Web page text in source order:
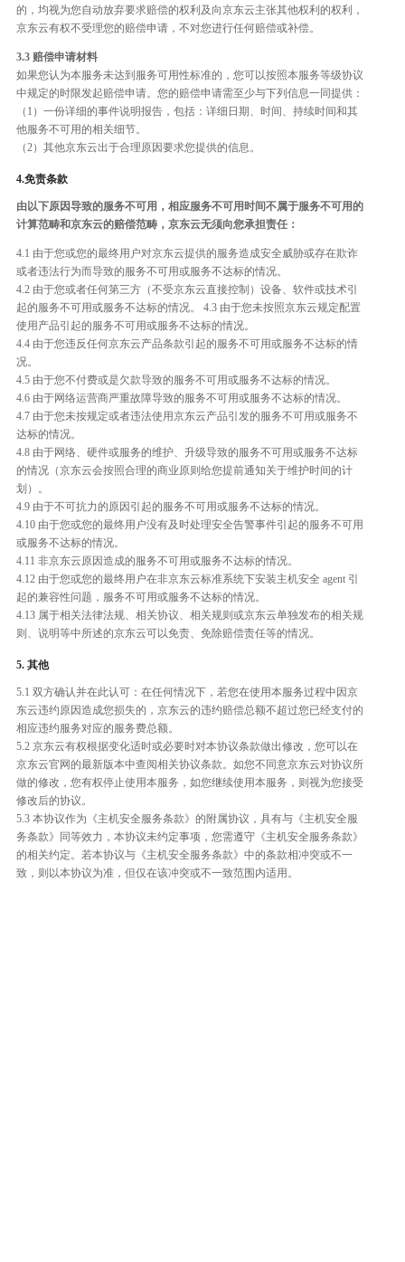
的，均视为您自动放弃要求赔偿的权利及向京东云主张其他权利的权利，
京东云有权不受理您的赔偿申请，不对您进行任何赔偿或补偿。
3.3 赔偿申请材料
如果您认为本服务未达到服务可用性标准的，您可以按照本服务等级协议
中规定的时限发起赔偿申请。您的赔偿申请需至少与下列信息一同提供：
（1）一份详细的事件说明报告，包括：详细日期、时间、持续时间和其
他服务不可用的相关细节。
（2）其他京东云出于合理原因要求您提供的信息。
4.免责条款
由以下原因导致的服务不可用，相应服务不可用时间不属于服务不可用的
计算范畴和京东云的赔偿范畴，京东云无须向您承担责任：
4.1 由于您或您的最终用户对京东云提供的服务造成安全威胁或存在欺诈
或者违法行为而导致的服务不可用或服务不达标的情况。
4.2 由于您或者任何第三方（不受京东云直接控制）设备、软件或技术引
起的服务不可用或服务不达标的情况。 4.3 由于您未按照京东云规定配置
使用产品引起的服务不可用或服务不达标的情况。
4.4 由于您违反任何京东云产品条款引起的服务不可用或服务不达标的情
况。
4.5 由于您不付费或是欠款导致的服务不可用或服务不达标的情况。
4.6 由于网络运营商严重故障导致的服务不可用或服务不达标的情况。
4.7 由于您未按规定或者违法使用京东云产品引发的服务不可用或服务不
达标的情况。
4.8 由于网络、硬件或服务的维护、升级导致的服务不可用或服务不达标
的情况（京东云会按照合理的商业原则给您提前通知关于维护时间的计
划）。
4.9 由于不可抗力的原因引起的服务不可用或服务不达标的情况。
4.10 由于您或您的最终用户没有及时处理安全告警事件引起的服务不可用
或服务不达标的情况。
4.11 非京东云原因造成的服务不可用或服务不达标的情况。
4.12 由于您或您的最终用户在非京东云标准系统下安装主机安全 agent 引
起的兼容性问题，服务不可用或服务不达标的情况。
4.13 属于相关法律法规、相关协议、相关规则或京东云单独发布的相关规
则、说明等中所述的京东云可以免责、免除赔偿责任等的情况。
5. 其他
5.1 双方确认并在此认可：在任何情况下，若您在使用本服务过程中因京
东云违约原因造成您损失的，京东云的违约赔偿总额不超过您已经支付的
相应违约服务对应的服务费总额。
5.2 京东云有权根据变化适时或必要时对本协议条款做出修改，您可以在
京东云官网的最新版本中查阅相关协议条款。如您不同意京东云对协议所
做的修改，您有权停止使用本服务，如您继续使用本服务，则视为您接受
修改后的协议。
5.3 本协议作为《主机安全服务条款》的附属协议，具有与《主机安全服
务条款》同等效力，本协议未约定事项，您需遵守《主机安全服务条款》
的相关约定。若本协议与《主机安全服务条款》中的条款相冲突或不一
致，则以本协议为准，但仅在该冲突或不一致范围内适用。